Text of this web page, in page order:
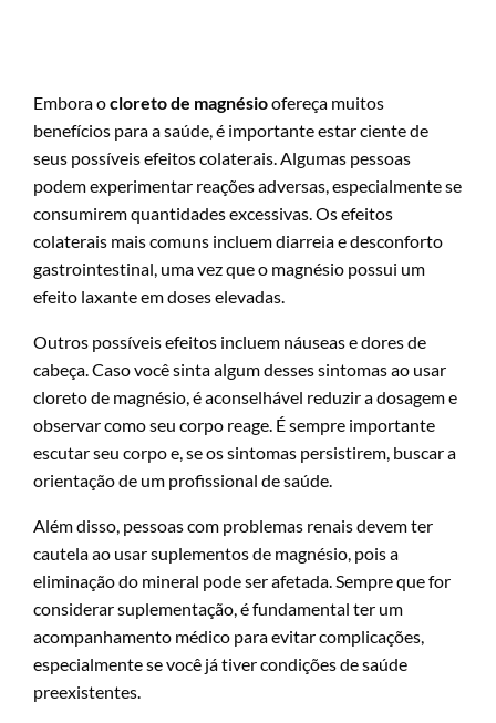
Embora ocloreto de magnésioofereça muitos
benefícios para a saúde, é importante estar ciente de
seus possíveis efeitos colaterais. Algumas pessoas
podem experimentar reações adversas, especialmente se
consumirem quantidades excessivas. Os efeitos
colaterais mais comuns incluem diarreia e desconforto
gastrointestinal, uma vez que o magnésio possui um
efeito laxante em doses elevadas.
Outros possíveis efeitos incluem náuseas e dores de
cabeça. Caso você sinta algum desses sintomas ao usar
cloreto de magnésio, é aconselhável reduzir a dosagem e
observar como seu corpo reage. É sempre importante
escutar seu corpo e, se os sintomas persistirem, buscar a
orientação de um profissional de saúde.
Além disso, pessoas com problemas renais devem ter
cautela ao usar suplementos de magnésio, pois a
eliminação do mineral pode ser afetada. Sempre que for
considerar suplementação, é fundamental ter um
acompanhamento médico para evitar complicações,
especialmente se você já tiver condições de saúde
preexistentes.